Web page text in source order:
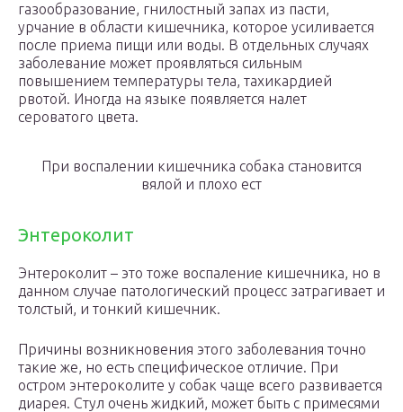
газообразование, гнилостный запах из пасти,
урчание в области кишечника, которое усиливается
после приема пищи или воды. В отдельных случаях
заболевание может проявляться сильным
повышением температуры тела, тахикардией
рвотой. Иногда на языке появляется налет
сероватого цвета.
При воспалении кишечника собака становится
вялой и плохо ест
Энтероколит
Энтероколит – это тоже воспаление кишечника, но в
данном случае патологический процесс затрагивает и
толстый, и тонкий кишечник.
Причины возникновения этого заболевания точно
такие же, но есть специфическое отличие. При
остром энтероколите у собак чаще всего развивается
диарея. Стул очень жидкий, может быть с примесями